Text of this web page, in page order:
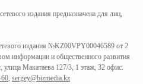
издания предназначена для лиц,
издания №KZ00VPY00046589 от 2
информации и общественного развития
Макатаева 127/3, 1 этаж, 32 офис.
, sergey@bizmedia.kz